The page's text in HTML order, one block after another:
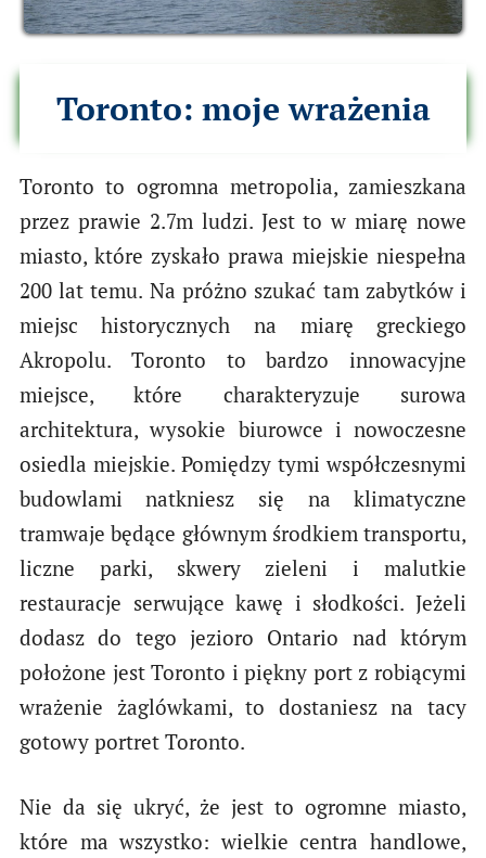
Toronto: moje wrażenia
Toronto to ogromna metropolia, zamieszkana
przez prawie 2.7m ludzi. Jest to w miarę nowe
miasto, które zyskało prawa miejskie niespełna
200 lat temu. Na próżno szukać tam zabytków i
miejsc historycznych na miarę greckiego
Akropolu. Toronto to bardzo innowacyjne
miejsce, które charakteryzuje surowa
architektura, wysokie biurowce i nowoczesne
osiedla miejskie. Pomiędzy tymi współczesnymi
budowlami natkniesz się na klimatyczne
tramwaje będące głównym środkiem transportu,
liczne parki, skwery zieleni i malutkie
restauracje serwujące kawę i słodkości. Jeżeli
dodasz do tego jezioro Ontario nad którym
położone jest Toronto i piękny port z robiącymi
wrażenie żaglówkami, to dostaniesz na tacy
gotowy portret Toronto.
Nie da się ukryć, że jest to ogromne miasto,
które ma wszystko: wielkie centra handlowe,